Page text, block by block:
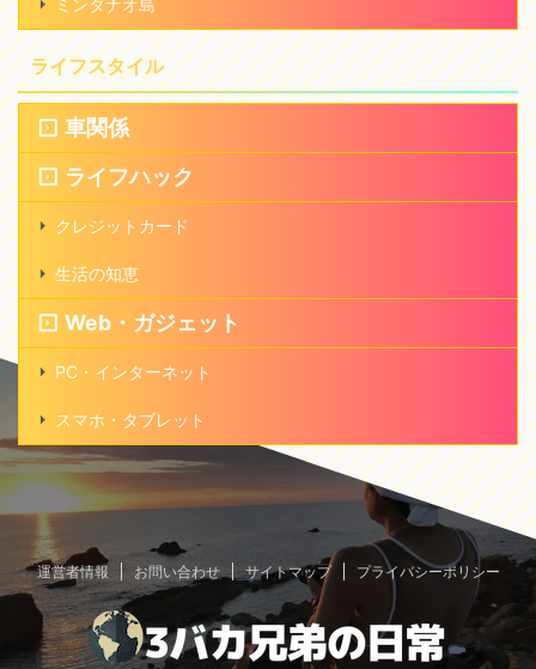
ミンダナオ島
ライフスタイル
車関係
ライフハック
クレジットカード
生活の知恵
Web・ガジェット
PC・インターネット
スマホ・タブレット
運営者情報 お問い合わせ サイトマップ プライバシーポリシー